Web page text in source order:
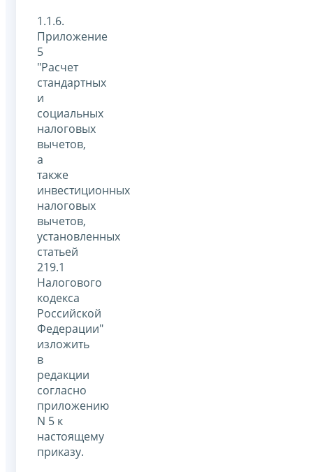
1.1.6.
Приложение
5
"Расчет
стандартных
и
социальных
налоговых
вычетов,
а
также
инвестиционных
налоговых
вычетов,
установленных
статьей
219.1
Налогового
кодекса
Российской
Федерации"
изложить
в
редакции
согласно
приложению
N 5 к
настоящему
приказу.